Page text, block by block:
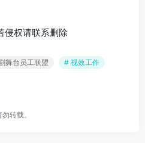
侵权请联系删除
舞台员工联盟
# 视效工作
转载。